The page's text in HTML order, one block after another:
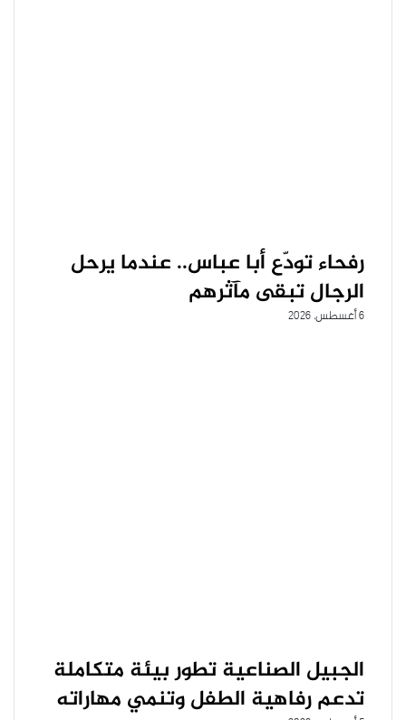
رفحاء تودّع أبا عباس.. عندما يرحل
الرجال تبقى مآثرهم
6 أغسطس، 2026
الجبيل الصناعية تطور بيئة متكاملة
تدعم رفاهية الطفل وتنمي مهاراته